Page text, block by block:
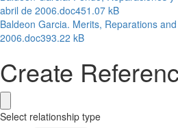
abril de 2006.doc451.07 kB
Baldeon Garcia. Merits, Reparations
2006.doc393.22 kB
Create
Select relationship type